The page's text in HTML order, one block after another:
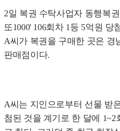
2일 복권 수탁사업자 동행복
또1000' 106회차 1등 5억원
A씨가 복권을 구매한 곳은 경
판매점이다.
A씨는 지인으로부터 선물 받
첨된 것을 계기로 한 달에